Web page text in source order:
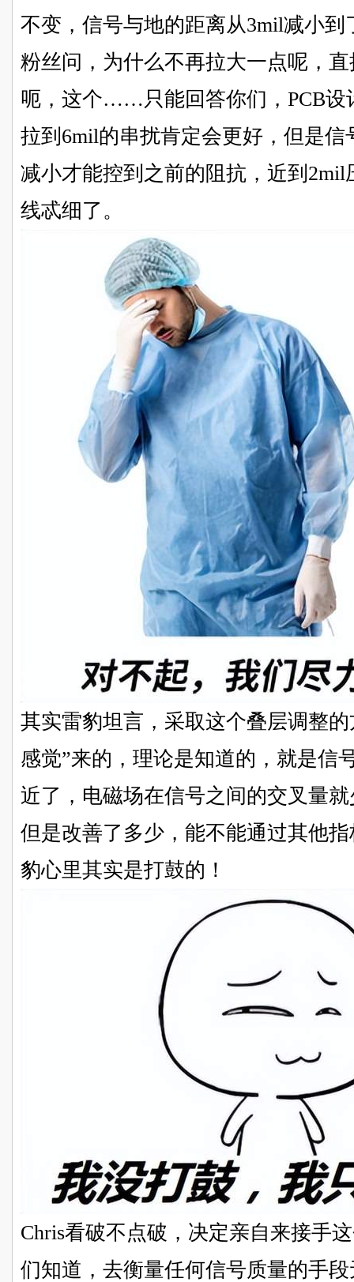
不变，信号与地的距离从3mil减小
粉丝问，为什么不再拉大一点呢，
呃，这个……只能回答你们，PCB设
拉到6mil的串扰肯定会更好，但是
减小才能控到之前的阻抗，近到
线忒细了。
其实雷豹坦言，采取这个叠层调整
感觉”来的，理论是知道的，就是信
近了，电磁场在信号之间的交叉量
但是改善了多少，能不能通过其他
豹心里其实是打鼓的！
Chris看破不点破，决定亲自来接手
们知道，去衡量任何信号质量的手